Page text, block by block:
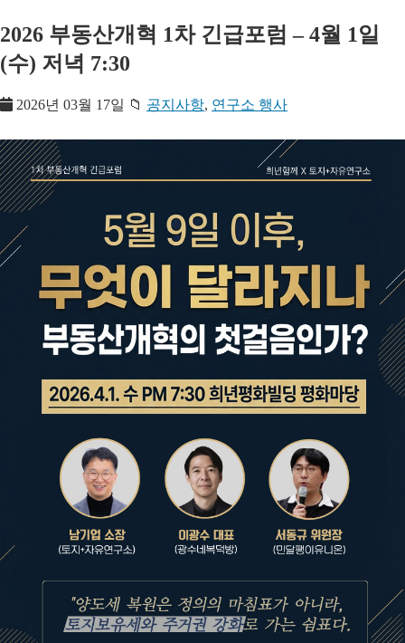
2026 부동산개혁 1차 긴급포럼 – 4월 1일
(수) 저녁 7:30
2026년 03월 17일 📁 공지사항, 연구소 행사